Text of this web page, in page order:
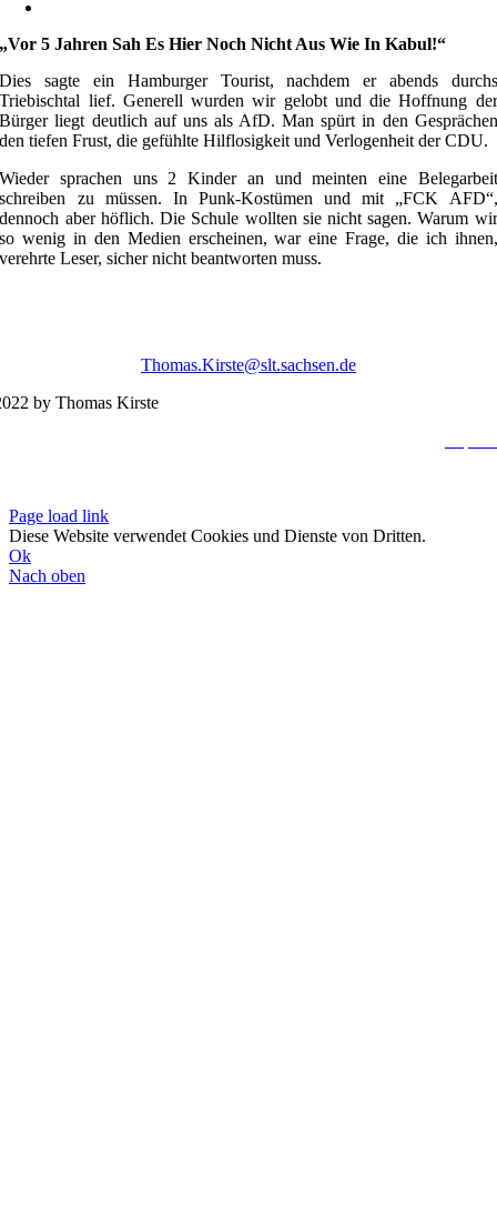
„Vor 5 Jahren Sah Es Hier Noch Nicht Aus Wie In Kabul!“
Dies sagte ein Hamburger Tourist, nachdem er abends durchs
Triebischtal lief. Generell wurden wir gelobt und die Hoffnung der
Bürger liegt deutlich auf uns als AfD. Man spürt in den Gesprächen
den tiefen Frust, die gefühlte Hilflosigkeit und Verlogenheit der CDU.
Wieder sprachen uns 2 Kinder an und meinten eine Belegarbeit
schreiben zu müssen. In Punk-Kostümen und mit „FCK AFD“,
dennoch aber höflich. Die Schule wollten sie nicht sagen. Warum wir
so wenig in den Medien erscheinen, war eine Frage, die ich ihnen,
verehrte Leser, sicher nicht beantworten muss.
Thomas.Kirste@slt.sachsen.de
by Thomas Kirste
Page load link
Diese Website verwendet Cookies und Dienste von Dritten.
Ok
Nach oben